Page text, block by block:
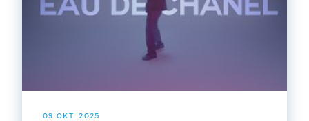
09 OKT. 2025